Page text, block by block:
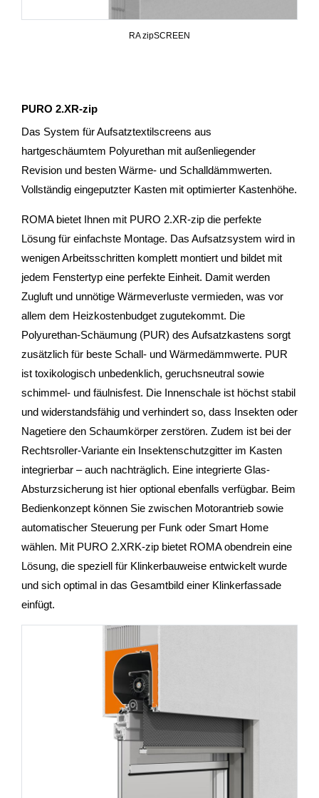
RA zipSCREEN
PURO 2.XR-zip
Das System für Aufsatztextilscreens aus
hartgeschäumtem Polyurethan mit außenliegender
Revision und besten Wärme- und Schalldämmwerten.
Vollständig eingeputzter Kasten mit optimierter Kastenhöhe.
ROMA bietet Ihnen mit PURO 2.XR-zip die perfekte
Lösung für einfachste Montage. Das Aufsatzsystem wird in
wenigen Arbeitsschritten komplett montiert und bildet mit
jedem Fenstertyp eine perfekte Einheit. Damit werden
Zugluft und unnötige Wärmeverluste vermieden, was vor
allem dem Heizkostenbudget zugutekommt. Die
Polyurethan-Schäumung (PUR) des Aufsatzkastens sorgt
zusätzlich für beste Schall- und Wärmedämmwerte. PUR
ist toxikologisch unbedenklich, geruchsneutral sowie
schimmel- und fäulnisfest. Die Innenschale ist höchst stabil
und widerstandsfähig und verhindert so, dass Insekten oder
Nagetiere den Schaumkörper zerstören. Zudem ist bei der
Rechtsroller-Variante ein Insektenschutzgitter im Kasten
integrierbar – auch nachträglich. Eine integrierte Glas-
Absturzsicherung ist hier optional ebenfalls verfügbar. Beim
Bedienkonzept können Sie zwischen Motorantrieb sowie
automatischer Steuerung per Funk oder Smart Home
wählen. Mit PURO 2.XRK-zip bietet ROMA obendrein eine
Lösung, die speziell für Klinkerbauweise entwickelt wurde
und sich optimal in das Gesamtbild einer Klinkerfassade
einfügt.